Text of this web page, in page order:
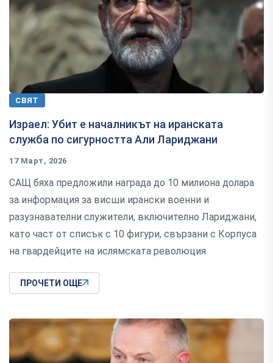
СВЯТ
Израел: Убит е началникът на иранската
служба по сигурността Али Лариджани
17 Март, 2026
САЩ бяха предложили награда до 10 милиона долара
за информация за висши ирански военни и
разузнавателни служители, включително Лариджани,
като част от списък с 10 фигури, свързани с Корпуса
на гвардейците на ислямската революция
ПРОЧЕТИ ОЩЕ